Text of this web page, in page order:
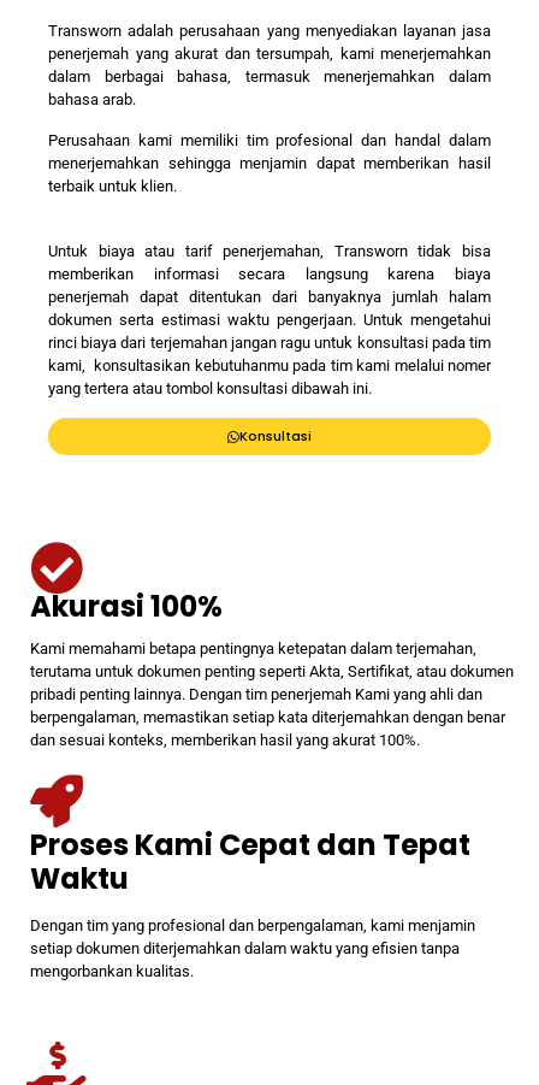
Transworn adalah perusahaan yang menyediakan layanan jasa
penerjemah yang akurat dan tersumpah, kami menerjemahkan
dalam berbagai bahasa, termasuk menerjemahkan dalam
bahasa arab.
Perusahaan kami memiliki tim profesional dan handal dalam
menerjemahkan sehingga menjamin dapat memberikan hasil
terbaik untuk klien.
Untuk biaya atau tarif penerjemahan, Transworn tidak bisa
memberikan informasi secara langsung karena biaya
penerjemah dapat ditentukan dari banyaknya jumlah halam
dokumen serta estimasi waktu pengerjaan. Untuk mengetahui
rinci biaya dari terjemahan jangan ragu untuk konsultasi pada tim
kami, konsultasikan kebutuhanmu pada tim kami melalui nomer
yang tertera atau tombol konsultasi dibawah ini.
Konsultasi
Akurasi 100%
Kami memahami betapa pentingnya ketepatan dalam terjemahan,
terutama untuk dokumen penting seperti Akta, Sertifikat, atau dokumen
pribadi penting lainnya. Dengan tim penerjemah Kami yang ahli dan
berpengalaman, memastikan setiap kata diterjemahkan dengan benar
dan sesuai konteks, memberikan hasil yang akurat 100%.
Proses Kami Cepat dan Tepat
Waktu
Dengan tim yang profesional dan berpengalaman, kami menjamin
setiap dokumen diterjemahkan dalam waktu yang efisien tanpa
mengorbankan kualitas.